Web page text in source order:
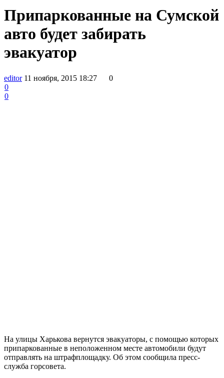
Припаркованные на Сумской
авто будет забирать
эвакуатор
editor 11 ноября, 2015 18:27
0
0
0
На улицы Харькова вернутся эвакуаторы, с помощью которых
припаркованные в неположенном месте автомобили будут
отправлять на штрафплощадку. Об этом сообщила пресс-
служба горсовета.